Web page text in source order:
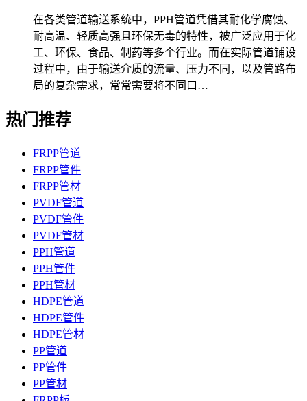
在各类管道输送系统中，PPH管道凭借其耐化学腐蚀、
耐高温、轻质高强且环保无毒的特性，被广泛应用于化
工、环保、食品、制药等多个行业。而在实际管道铺设
过程中，由于输送介质的流量、压力不同，以及管路布
局的复杂需求，常常需要将不同口…
热门推荐
FRPP管道
FRPP管件
FRPP管材
PVDF管道
PVDF管件
PVDF管材
PPH管道
PPH管件
PPH管材
HDPE管道
HDPE管件
HDPE管材
PP管道
PP管件
PP管材